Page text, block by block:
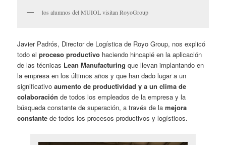
los alumnos del MUIOL visitan RoyoGroup
Javier Padrós, Director de Logística de Royo Group, nos explicó
todo el proceso productivo haciendo hincapié en la aplicación
de las técnicas Lean Manufacturing que llevan implantando en
la empresa en los últimos años y que han dado lugar a un
significativo aumento de productividad y a un clima de
colaboración de todos los empleados de la empresa y la
búsqueda constante de superación, a través de lamejora
constante de todos los procesos productivos y logísticos.